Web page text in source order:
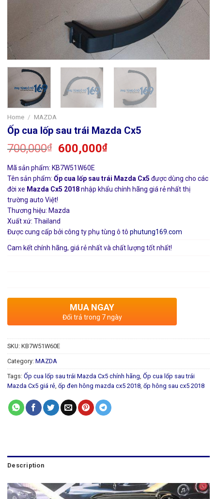
Home / MAZDA
Ốp cua lốp sau trái Mazda Cx5
700,000₫ 600,000₫
Mã sản phẩm: KB7W51W60E
Tên sản phẩm: Ốp cua lốp sau trái Mazda Cx5 được dùng cho các
đời xe Mazda Cx5 2018nhập khẩu chính hãng giá rẻ nhất thị
trường auto Việt!
Thương hiệu: Mazda
Xuất xứ: Thailand
Được cung cấp bởi công ty phụ tùng ô tô phutung169.com
Cam kết chính hãng, giá rẻ nhất và chất lượng tốt nhất!
MUA NGAY
Đổi trả trong 7 ngày
SKU: KB7W51W60E
Category: MAZDA
Tags: Ốp cua lốp sau trái Mazda Cx5 chính hãng Ốp cua lốp sau trái
Mazda Cx5 giá rẻ ốp đen hông mazda cx5 2018 ốp hông sau cx5 2018
Description